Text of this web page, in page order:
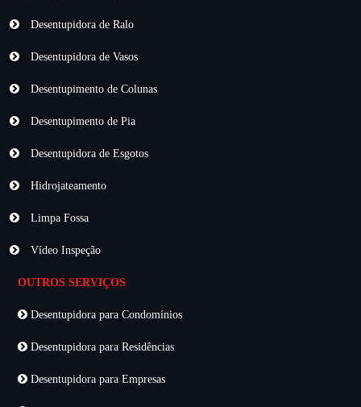
Desentupidora de Ralo
Desentupidora de Vasos
Desentupimento de Colunas
Desentupimento de Pia
Desentupidora de Esgotos
Hidrojateamento
Limpa Fossa
Vídeo Inspeção
OUTROS SERVIÇOS
Desentupidora para Condomínios
Desentupidora para Residências
Desentupidora para Empresas